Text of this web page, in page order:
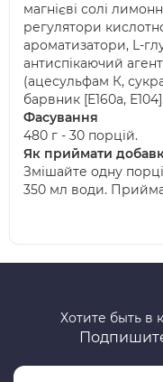
магнієві солі
регулятори
ароматизатори, L-
антиспікаючий
(ацесульфам К,
барвник [E160a, Е104].
Фасування
480 г - 30 порцій.
Як приймати
Змішайте одну
350 мл води.
Хотите быть в